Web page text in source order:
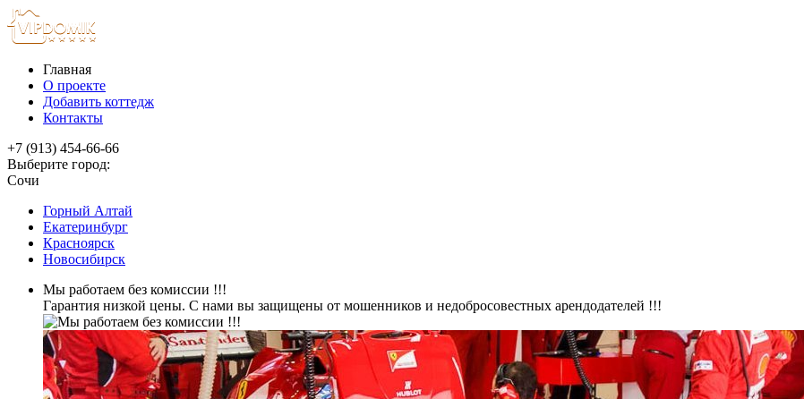
Главная
О проекте
Добавить коттедж
Контакты
+7 (913) 454-66-66
Выберите город:
Сочи
Горный Алтай
Екатеринбург
Красноярск
Новосибирск
Мы работаем без комиссии !!!
Гарантия низкой цены. С нами вы защищены от мошенников и недобросовестных арендодателей !!!